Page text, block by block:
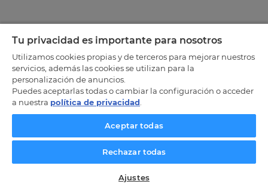
Tu privacidad es importante para nosotros
Utilizamos cookies propias y de terceros para mejorar nuestros
servicios, además las cookies se utilizan para la
personalización de anuncios.
Puedes aceptarlas todas o cambiar la configuración o acceder
a nuestra política de privacidad
Aceptar todas
Rechazar todas
Ajustes
SOLICITA INFORMACIÓN